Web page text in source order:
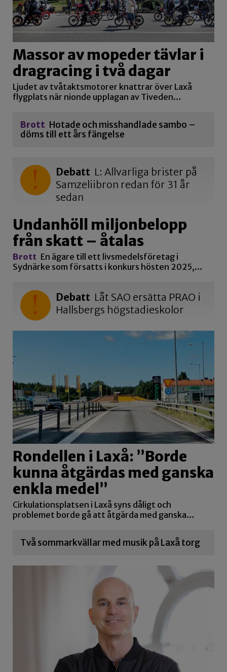
Massor av mopeder tävlar i
dragracing i två dagar
Ljudet av tvåtaktsmotorer knattrar över Laxå
flygplats när nionde upplagan av Tiveden…
Brott Hotade och misshandlade sambo –
döms till ett års fängelse
Debatt L: Allvarliga brister på
Samzeliibron redan för 31 år
sedan
Undanhöll miljonbelopp
från skatt – åtalas
Brott En ägare till ett livsmedelsföretag i
Sydnärke som försatts i konkurs hösten 2025,…
Debatt Låt SAO ersätta PRAO i
Hallsbergs högstadieskolor
Rondellen i Laxå: ”Borde
kunna åtgärdas med ganska
enkla medel”
Cirkulationsplatsen i Laxå syns dåligt och
problemet borde gå att åtgärda med ganska…
Två sommarkvällar med musik på Laxå torg